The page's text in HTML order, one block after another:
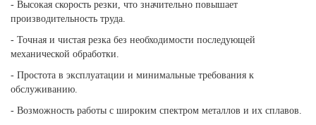
- Высокая скорость резки, что значительно повышает
производительность труда.
- Точная и чистая резка без необходимости последующей
механической обработки.
- Простота в эксплуатации и минимальные требования к
обслуживанию.
- Возможность работы с широким спектром металлов и их сплавов.